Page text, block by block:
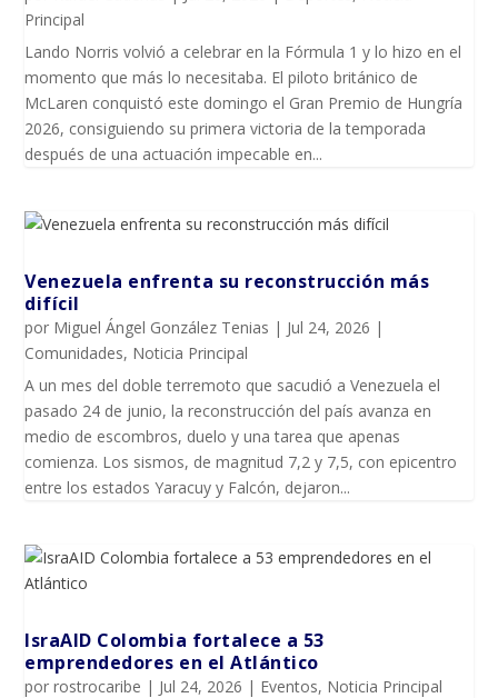
Principal
Lando Norris volvió a celebrar en la Fórmula 1 y lo hizo en el
momento que más lo necesitaba. El piloto británico de
McLaren conquistó este domingo el Gran Premio de Hungría
2026, consiguiendo su primera victoria de la temporada
después de una actuación impecable en...
Venezuela enfrenta su reconstrucción más
difícil
por Miguel Ángel González Tenias | Jul 24, 2026 |
Comunidades, Noticia Principal
A un mes del doble terremoto que sacudió a Venezuela el
pasado 24 de junio, la reconstrucción del país avanza en
medio de escombros, duelo y una tarea que apenas
comienza. Los sismos, de magnitud 7,2 y 7,5, con epicentro
entre los estados Yaracuy y Falcón, dejaron...
IsraAID Colombia fortalece a 53
emprendedores en el Atlántico
porrostrocaribe | Jul 24, 2026 | Eventos, Noticia Principal